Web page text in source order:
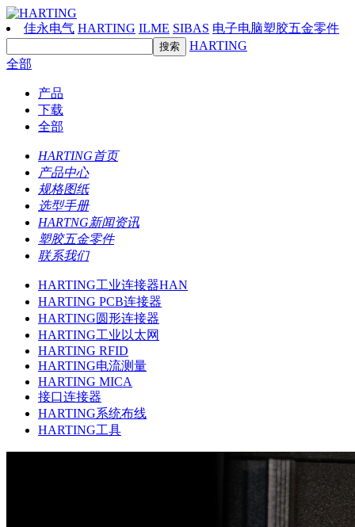
佳永电气 HARTING ILME SIBAS 电子电脑塑胶五金零件
HARTING
全部
产品
下载
全部
HARTING首页
产品中心
规格图纸
选型手册
HARTNG新闻资讯
塑胶五金零件
联系我们
HARTING工业连接器HAN
HARTING PCB连接器
HARTING圆形连接器
HARTING工业以太网
HARTING RFID
HARTING电流测量
HARTING MICA
接口连接器
HARTING系统布线
HARTING工具